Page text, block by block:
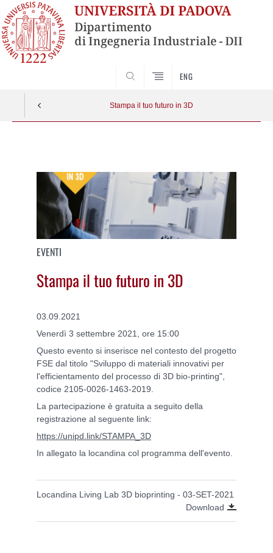
ENG
Stampa il tuo futuro in 3D
EVENTI
Stampa il tuo futuro in 3D
03.09.2021
Venerdì 3 settembre 2021, ore 15:00
Questo evento si inserisce nel contesto del progetto
FSE dal titolo "Sviluppo di materiali innovativi per
l'efficientamento del processo di 3D bio-printing",
codice 2105-0026-1463-2019.
La partecipazione è gratuita a seguito della
registrazione al seguente link:
https://unipd.link/STAMPA_3D
In allegato la locandina col programma dell'evento.
Locandina Living Lab 3D bioprinting - 03-SET-2021
Download